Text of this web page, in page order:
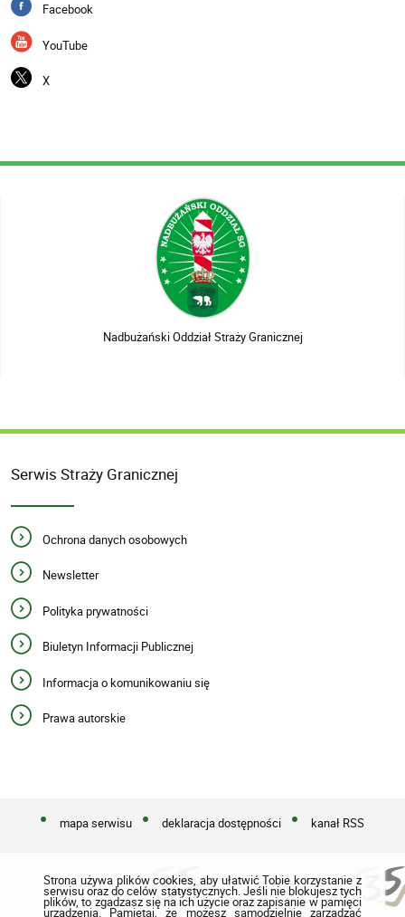
Facebook
YouTube
X
Nadbużański Oddział Straży Granicznej
Serwis Straży Granicznej
Ochrona danych osobowych
Newsletter
Polityka prywatności
Biuletyn Informacji Publicznej
Informacja o komunikowaniu się
Prawa autorskie
mapa serwisu deklaracja dostępności kanał RSS
Strona używa plików cookies, aby ułatwić Tobie korzystanie z
serwisu oraz do celów statystycznych. Jeśli nie blokujesz tych
plików, to zgadzasz się na ich użycie oraz zapisanie w pamięci
urządzenia. Pamiętaj, że możesz samodzielnie zarządzać